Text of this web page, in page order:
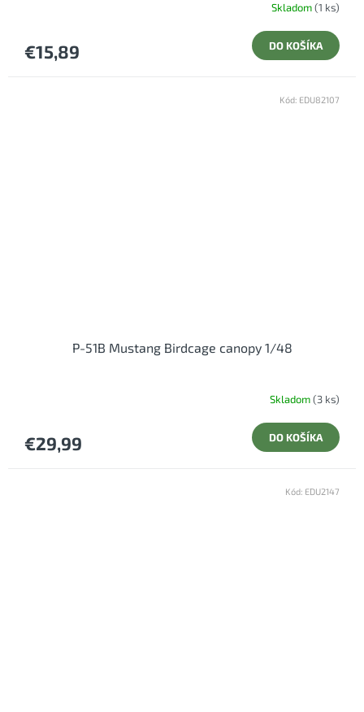
Skladom(1 ks)
€15,89 DO KOŠÍKA
P-51B Mustang Birdcage canopy 1/48
Skladom(3 ks)
€29,99 DO KOŠÍKA
Kód: EDU82107
Kód: EDU2147